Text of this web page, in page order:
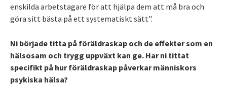
enskilda arbetstagare för att hjälpa dem att må bra och
göra sitt bästa på ett systematiskt sätt".
Ni började titta på föräldraskap och de effekter som en
hälsosam och trygg uppväxt kan ge. Har ni tittat
specifikt på hur föräldraskap påverkar människors
psykiska hälsa?